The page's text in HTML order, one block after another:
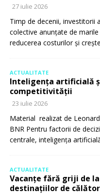
27 iulie 2026
Timp de decenii, investitorii
colective anunțate de
reducerea costurilor și
ACTUALITATE
Inteligența artificială
competitivității
23 iulie 2026
Material realizat de
BNR Pentru factorii de
centrale, inteligența
ACTUALITATE
Vacanțe fără griji de la
destinațiilor de